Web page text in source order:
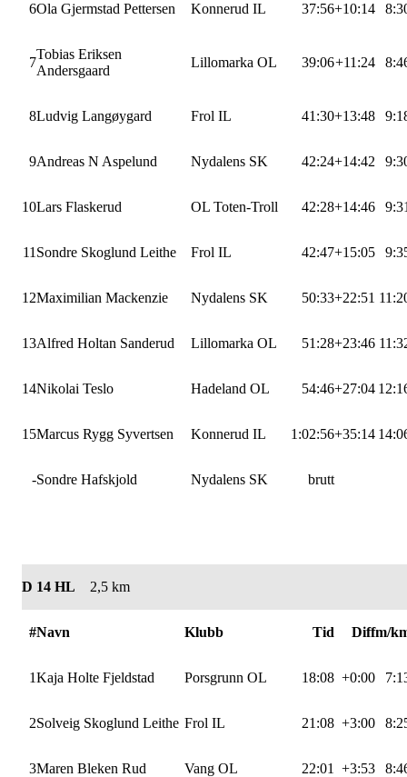
6Ola Gjermstad Pettersen Konnerud IL 37:56+10:14
7
Tobias Eriksen
Andersgaard
Lillomarka OL 39:06+11:24
8Ludvig Langøygard Frol IL 41:30+13:48
9Andreas N Aspelund Nydalens SK 42:24+14:42
10Lars Flaskerud OL Toten-Troll 42:28+14:46
11 Sondre Skoglund Leithe Frol IL 42:47+15:05
12Maximilian Mackenzie Nydalens SK 50:33+22:51
13Alfred Holtan Sanderud Lillomarka OL 51:28+23:46
14Nikolai Teslo Hadeland OL 54:46+27:04
15Marcus Rygg Syvertsen Konnerud IL 1:02:56+35:14
-Sondre Hafskjold Nydalens SK brutt
D 14 HL 2,5 km
#Navn Klubb Tid Diffm/
1Kaja Holte Fjeldstad Porsgrunn OL 18:08 +0:00
2Solveig Skoglund Leithe Frol IL 21:08 +3:00
3Maren Bleken Rud Vang OL 22:01 +3:53